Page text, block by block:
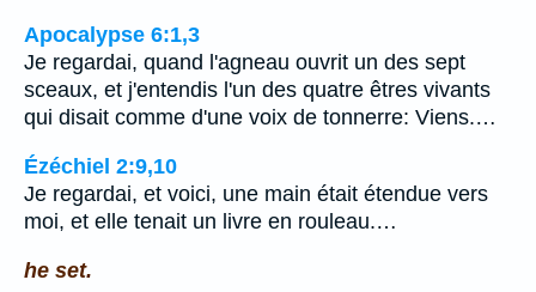
Apocalypse 6:1,3
Je regardai, quand l'agneau ouvrit un des sept
sceaux, et j'entendis l'un des quatre êtres vivants
qui disait comme d'une voix de tonnerre: Viens.…
Ézéchiel 2:9,10
Je regardai, et voici, une main était étendue vers
moi, et elle tenait un livre en rouleau.…
he set.